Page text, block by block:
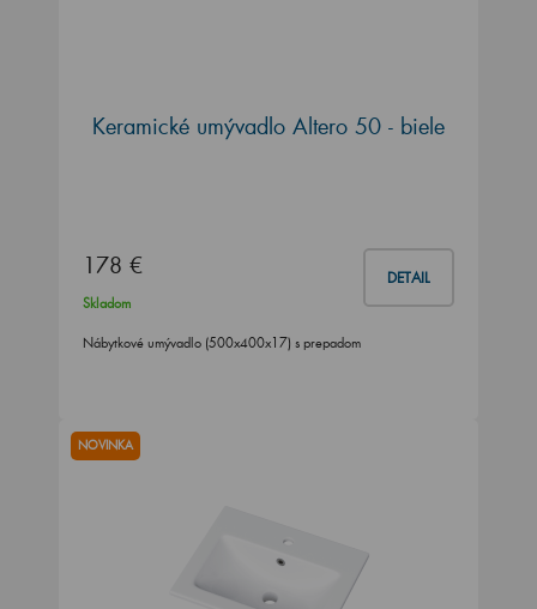
Keramické umývadlo Altero 50 - biele
178 € DETAIL
Skladom
Nábytkové umývadlo (500x400x17) s prepadom
NOVINKA